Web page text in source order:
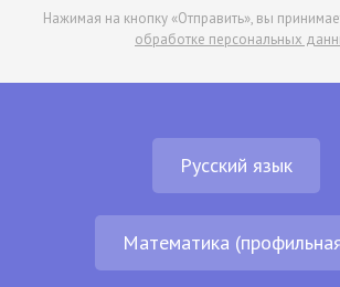
Нажимая на кнопку «Отправить», вы
обработке персональных
Русский язык
Математика